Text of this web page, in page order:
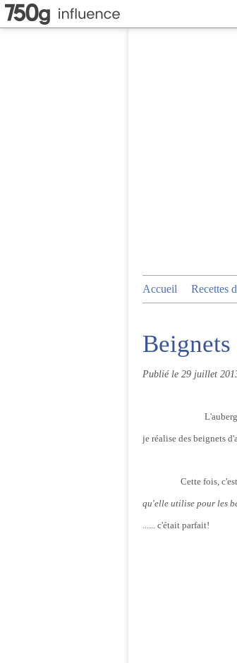
Accueil Recettes
Publié le 29 juillet
je réalise des beignets
Cette fois, c'est
qu'elle utilise pour les
...... c'était parfait!